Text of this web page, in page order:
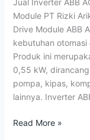
Jual Inverter ABB
Module PT Rizki
Drive Module ABB
kebutuhan
Produk ini
0,55 kW,
pompa, kipas,
lainnya. Inverter
Read More »